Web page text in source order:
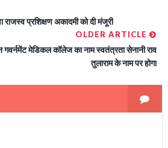
राजस्व प्रशिक्षण अकादमी को दी मंजूरी
OLDER ARTICLE
गवर्नमेंट मेडिकल कॉलेज का नाम स्वतंत्रता सेनानी राव
तुलाराम के नाम पर होगा